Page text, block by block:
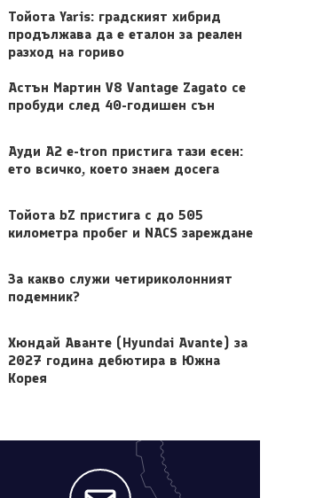
Тойота Yaris: градският хибрид
продължава да е еталон за реален
разход на гориво
Астън Мартин V8 Vantage Zagato се
пробуди след 40-годишен сън
Ауди A2 e-tron пристига тази есен:
ето всичко, което знаем досега
Тойота bZ пристига с до 505
километра пробег и NACS зареждане
За какво служи четириколонният
подемник?
Хюндай Аванте (Hyundai Avante) за
2027 година дебютира в Южна
Корея